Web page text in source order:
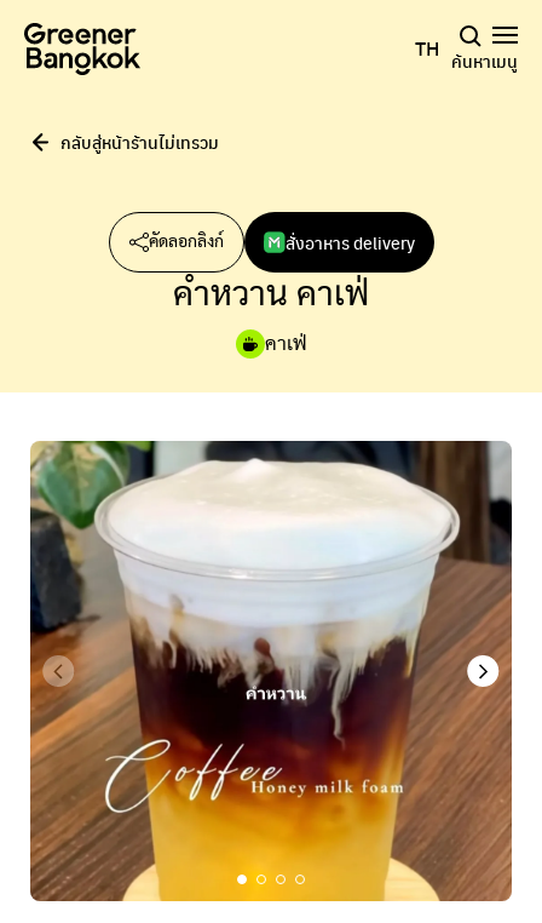
TH ค้นหาเมนู
กลับสู่หน้าร้านไม่เทรวม
คำหวาน คาเฟ่
คาเฟ่
คัดลอกลิงก์ สั่งอาหาร delivery